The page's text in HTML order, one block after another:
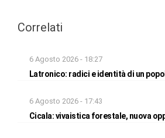
Correlati
6 Agosto 2026 - 18:27
Latronico: radici e identità di un
6 Agosto 2026 - 17:43
Cicala: vivaistica forestale, nuova